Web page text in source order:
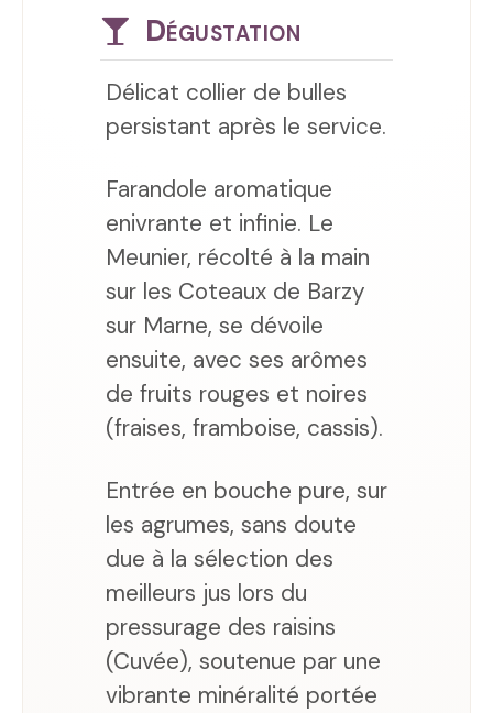
Dégustation
Délicat collier de bulles
persistant après le service.
Farandole aromatique
enivrante et infinie. Le
Meunier, récolté à la main
sur les Coteaux de Barzy
sur Marne, se dévoile
ensuite, avec ses arômes
de fruits rouges et noires
(fraises, framboise, cassis).
Entrée en bouche pure, sur
les agrumes, sans doute
due à la sélection des
meilleurs jus lors du
pressurage des raisins
(Cuvée), soutenue par une
vibrante minéralité portée